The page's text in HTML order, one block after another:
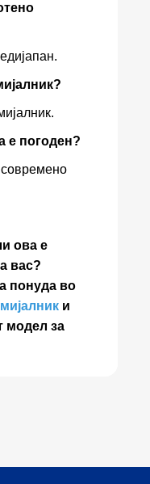
е погоден?
современо
ова е
вас?
понуда во
и
модел за